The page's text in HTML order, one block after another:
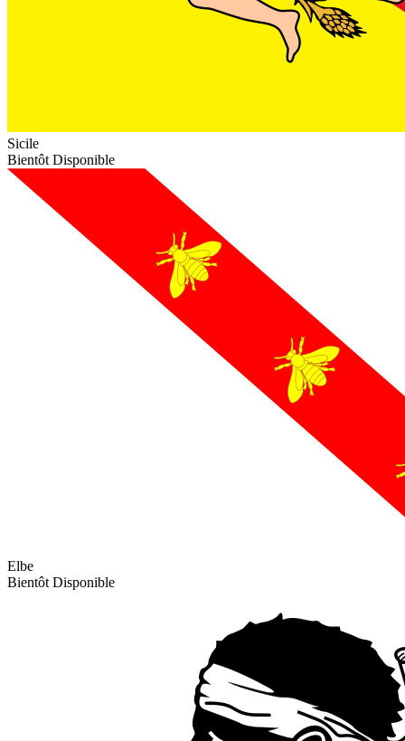
Sicile
Bientôt Disponible
Elbe
Bientôt Disponible